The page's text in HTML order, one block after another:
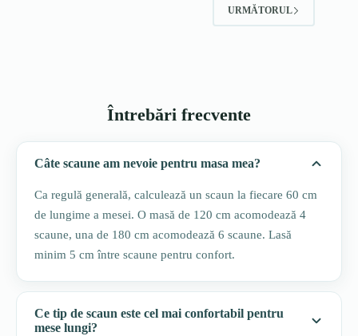
URMĂTORUL
Întrebări frecvente
Câte scaune am nevoie pentru masa mea?
Ca regulă generală, calculează un scaun la fiecare 60 cm
de lungime a mesei. O masă de 120 cm acomodează 4
scaune, una de 180 cm acomodează 6 scaune. Lasă
minim 5 cm între scaune pentru confort.
Ce tip de scaun este cel mai confortabil pentru
mese lungi?